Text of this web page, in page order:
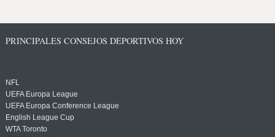
PRINCIPALES CONSEJOS DEPORTIVOS HOY
NFL
UEFA Europa League
UEFA Europa Conference League
English League Cup
WTA Toronto